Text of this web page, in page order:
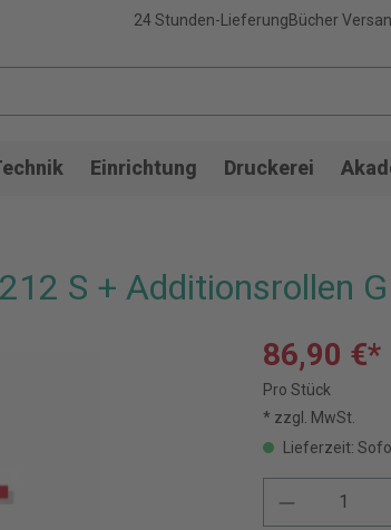
24 Stunden-LieferungBücher
Einrichtung Druckerei
S + Additionsrollen
86,90 €*
Pro Stück
* zzgl. MwSt.
Lieferzeit: